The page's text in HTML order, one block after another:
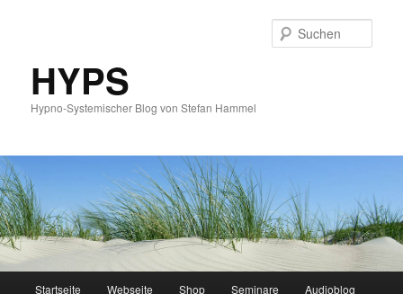
HYPS
Hypno-Systemischer Blog von Stefan Hammel
Startseite Webseite Shop Seminare Audioblog